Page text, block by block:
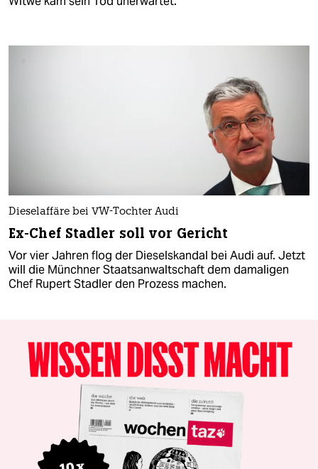
Dieselaffäre bei VW-Tochter Audi
Ex-Chef Stadler soll vor Gericht
Vor vier Jahren flog der Dieselskandal bei Audi auf. Jetzt
will die Münchner Staatsanwaltschaft dem damaligen
Chef Rupert Stadler den Prozess machen.